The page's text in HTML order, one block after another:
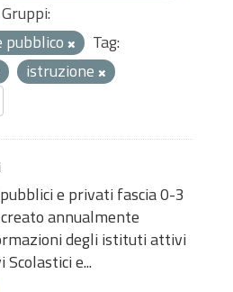
Gruppi:
pubblico
Tag:
istruzione
e privati fascia 0-3
annualmente
degli istituti attivi
e...